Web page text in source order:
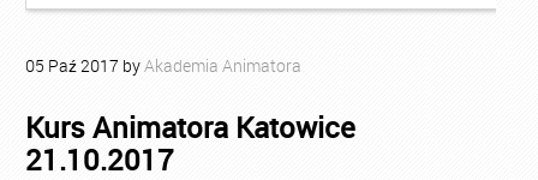
05 Paź2017 byAkademia Animatora
Kurs Animatora Katowice
21.10.2017